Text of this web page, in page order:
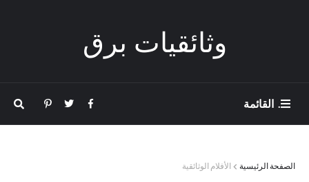
وثائقيات برق
. القائمة
الصفحة الرئيسية الأفلام الوثائقية